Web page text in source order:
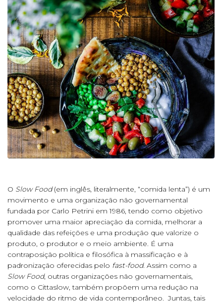
O Slow Food(em inglês, literalmente, “comida lenta”) é um
movimento e uma organização não governamental
fundada por Carlo Petrini em 1986, tendo como objetivo
promover uma maior apreciação da comida, melhorar a
qualidade das refeições e uma produção que valorize o
produto, o produtor e o meio ambiente. É uma
contraposição política e filosófica à massificação e à
padronização oferecidas pelo fast-food. Assim como a
Slow Food, outras organizações não governamentais,
como o Cittaslow, também propõem uma redução na
velocidade do ritmo de vida contemporâneo. Juntas, tais